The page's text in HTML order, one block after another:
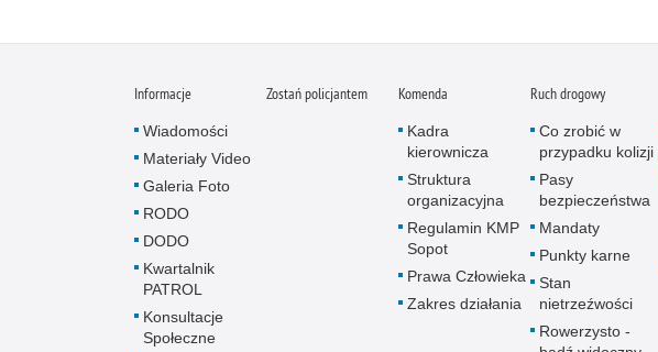
Informacje
Wiadomości
Materiały Video
Galeria Foto
RODO
DODO
Kwartalnik
PATROL
Konsultacje
Społeczne
Zostań policjantem Komenda
Kadra
kierownicza
Struktura
organizacyjna
Regulamin KMP
Sopot
Prawa Człowieka
Zakres działania
Ruch drogowy
Co zrobić w
przypadku kolizji
Pasy
bezpieczeństwa
Mandaty
Punkty karne
Stan
nietrzeźwości
Rowerzysto -